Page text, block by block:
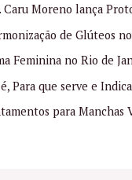
Caru Moreno lança
de Glúteos
Feminina no Rio de
Para que serve e
para Manchas